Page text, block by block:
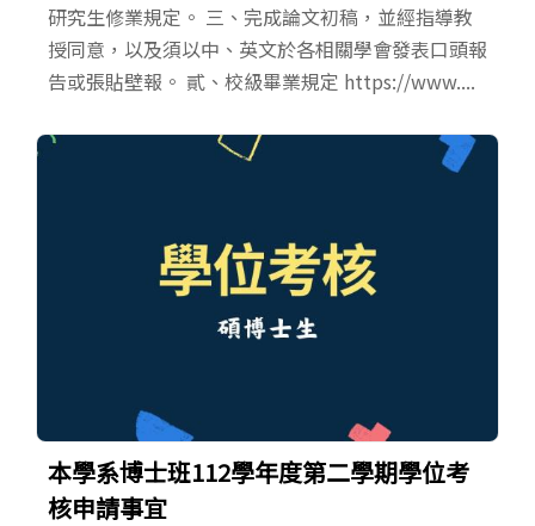
研究生修業規定。 三、完成論文初稿，並經指導教
授同意，以及須以中、英文於各相關學會發表口頭報
告或張貼壁報。 貳、校級畢業規定 https://www....
本學系博士班112學年度第二學期學位考
核申請事宜